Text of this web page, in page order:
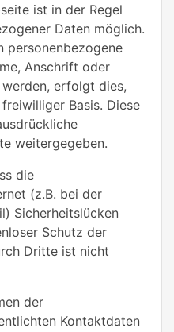
ist in der Regel
Daten möglich.
personenbezogene
Anschrift oder
erfolgt dies,
Basis. Diese
weitergegeben.
die
(z.B. bei der
Sicherheitslücken
Schutz der
Dritte ist nicht
der
Kontaktdaten